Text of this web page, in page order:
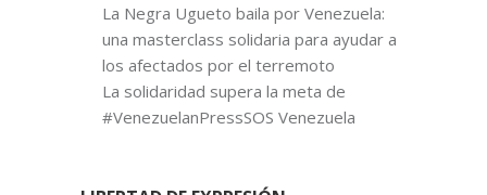
La Negra Ugueto baila por Venezuela:
una masterclass solidaria para ayudar a
los afectados por el terremoto
La solidaridad supera la meta de
#VenezuelanPressSOS Venezuela